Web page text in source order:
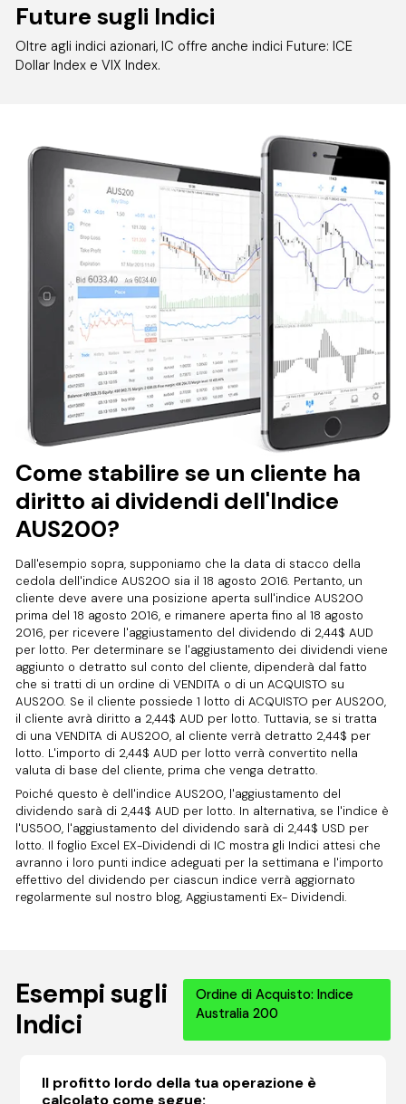
Future sugli Indici
Oltre agli indici azionari, IC offre anche indici Future: ICE
Dollar Index e VIX Index.
Come stabilire se un cliente ha
diritto ai dividendi dell'Indice
AUS200?
Dall'esempio sopra, supponiamo che la data di stacco della
cedola dell'indice AUS200 sia il 18 agosto 2016. Pertanto, un
cliente deve avere una posizione aperta sull'indice AUS200
prima del 18 agosto 2016, e rimanere aperta fino al 18 agosto
2016, per ricevere l'aggiustamento del dividendo di 2,44$ AUD
per lotto. Per determinare se l'aggiustamento dei dividendi viene
aggiunto o detratto sul conto del cliente, dipenderà dal fatto
che si tratti di un ordine di VENDITA o di un ACQUISTO su
AUS200. Se il cliente possiede 1 lotto di ACQUISTO per AUS200,
il cliente avrà diritto a 2,44$ AUD per lotto. Tuttavia, se si tratta
di una VENDITA di AUS200, al cliente verrà detratto 2,44$ per
lotto. L'importo di 2,44$ AUD per lotto verrà convertito nella
valuta di base del cliente, prima che venga detratto.
Poiché questo è dell'indice AUS200, l'aggiustamento del
dividendo sarà di 2,44$ AUD per lotto. In alternativa, se l'indice è
l'US500, l'aggiustamento del dividendo sarà di 2,44$ USD per
lotto. Il foglio Excel EX-Dividendi di IC mostra gli Indici attesi che
avranno i loro punti indice adeguati per la settimana e l'importo
effettivo del dividendo per ciascun indice verrà aggiornato
regolarmente sul nostro blog, Aggiustamenti Ex- Dividendi.
Esempi sugli
Indici
Ordine di Acquisto: Indice
Australia 200
Il profitto lordo della tua operazione è
calcolato come segue: